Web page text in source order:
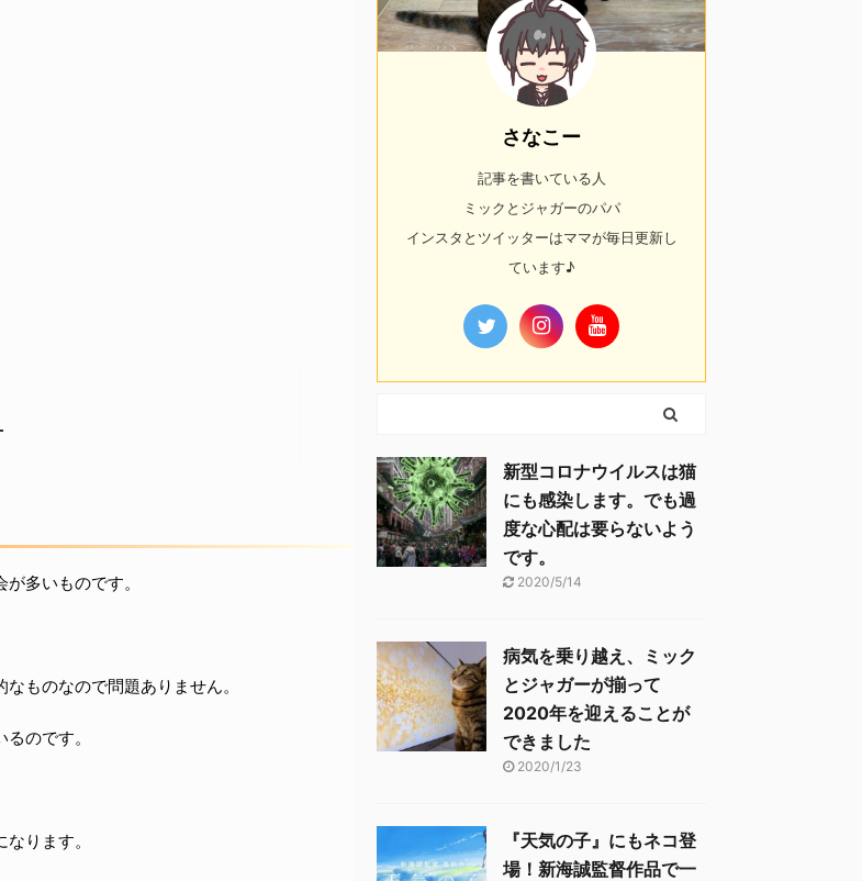
多いものです。
ものなので問題ありません。
のです。
ります。
さなこー
記事を書いている人
ミックとジャガーのパパ
インスタとツイッターはママが毎日更新し
ています♪
新型コロナウイルスは猫
にも感染します。でも過
度な心配は要らないよう
です。
2020/5/14
病気を乗り越え、ミック
とジャガーが揃って
2020年を迎えることが
できました
2020/1/23
『天気の子』にもネコ登
場！新海誠監督作品で一